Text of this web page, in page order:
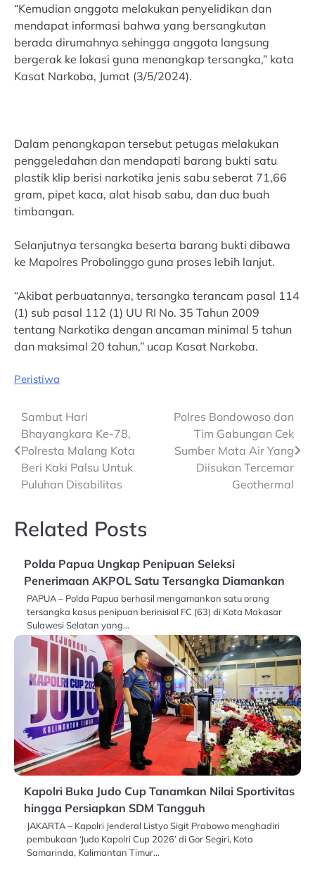
“Kemudian anggota melakukan penyelidikan dan
mendapat informasi bahwa yang bersangkutan
berada dirumahnya sehingga anggota langsung
bergerak ke lokasi guna menangkap tersangka,” kata
Kasat Narkoba, Jumat (3/5/2024).
Dalam penangkapan tersebut petugas melakukan
penggeledahan dan mendapati barang bukti satu
plastik klip berisi narkotika jenis sabu seberat 71,66
gram, pipet kaca, alat hisab sabu, dan dua buah
timbangan.
Selanjutnya tersangka beserta barang bukti dibawa
ke Mapolres Probolinggo guna proses lebih lanjut.
“Akibat perbuatannya, tersangka terancam pasal 114
(1) sub pasal 112 (1) UU RI No. 35 Tahun 2009
tentang Narkotika dengan ancaman minimal 5 tahun
dan maksimal 20 tahun,” ucap Kasat Narkoba.
Peristiwa
Post
navigation
Sambut Hari
Bhayangkara Ke-78,
Polresta Malang Kota
Beri Kaki Palsu Untuk
Puluhan Disabilitas
Polres Bondowoso dan
Tim Gabungan Cek
Sumber Mata Air Yang
Diisukan Tercemar
Geothermal
Related Posts
Polda Papua Ungkap Penipuan Seleksi
Penerimaan AKPOL Satu Tersangka Diamankan
PAPUA – Polda Papua berhasil mengamankan satu orang
tersangka kasus penipuan berinisial FC (63) di Kota Makasar
Sulawesi Selatan yang…
Kapolri Buka Judo Cup Tanamkan Nilai Sportivitas
hingga Persiapkan SDM Tangguh
JAKARTA – Kapolri Jenderal Listyo Sigit Prabowo menghadiri
pembukaan ‘Judo Kapolri Cup 2026’ di Gor Segiri, Kota
Samarinda, Kalimantan Timur…